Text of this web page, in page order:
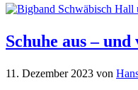
Schuhe aus – und
11. Dezember 2023 von